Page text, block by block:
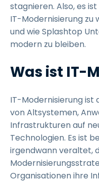
stagnieren. Also, es
IT-Modernisierung zu
und wie Splashtop
modern zu bleiben.
Was ist IT-
IT-Modernisierung ist
von Altsystemen,
Infrastrukturen auf
Technologien. Es ist
irgendwann veraltet,
Organisationen ihre